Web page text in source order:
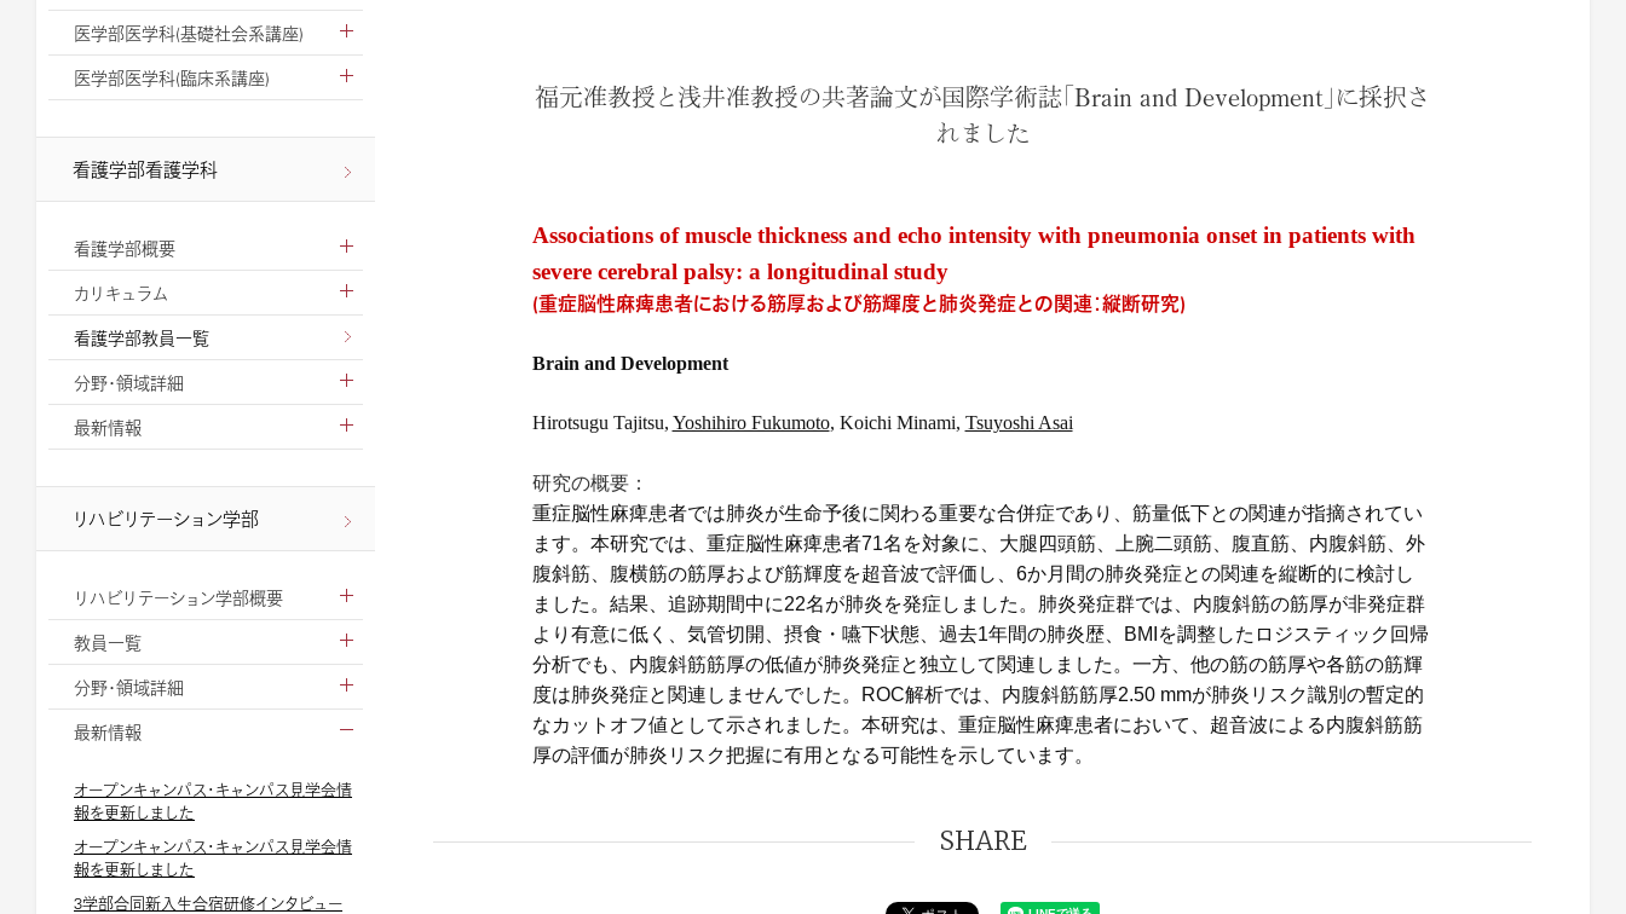
医学部医学科(基礎社会系講座)
医学部医学科(臨床系講座)
看護学部看護学科
看護学部概要
カリキュラム
看護学部教員一覧
分野・領域詳細
最新情報
リハビリテーション学部
リハビリテーション学部概要
教員一覧
分野・領域詳細
最新情報
オープンキャンパス・キャンパス見学会情
報を更新しました
オープンキャンパス・キャンパス見学会情
報を更新しました
3学部合同新入生合宿研修インタビュー
福元准教授と浅井准教授の共著論文が国際学術誌「Brain and Development」に採択さ
れました
Associations of muscle thickness and echo intensity with pneumonia onset in patients with
severe cerebral palsy: a longitudinal study
(重症脳性麻痺患者における筋厚および筋輝度と肺炎発症との関連：縦断研究)
Brain and Development
Hirotsugu Tajitsu, Yoshihiro Fukumoto, Koichi Minami, Tsuyoshi Asai
研究の概要：
重症脳性麻痺患者では肺炎が生命予後に関わる重要な合併症であり、筋量低下との関連が指摘されてい
ます。本研究では、重症脳性麻痺患者71名を対象に、大腿四頭筋、上腕二頭筋、腹直筋、内腹斜筋、外
腹斜筋、腹横筋の筋厚および筋輝度を超音波で評価し、6か月間の肺炎発症との関連を縦断的に検討し
ました。結果、追跡期間中に22名が肺炎を発症しました。肺炎発症群では、内腹斜筋の筋厚が非発症群
より有意に低く、気管切開、摂食・嚥下状態、過去1年間の肺炎歴、BMIを調整したロジスティック回帰
分析でも、内腹斜筋筋厚の低値が肺炎発症と独立して関連しました。一方、他の筋の筋厚や各筋の筋輝
度は肺炎発症と関連しませんでした。ROC解析では、内腹斜筋筋厚2.50 mmが肺炎リスク識別の暫定的
なカットオフ値として示されました。本研究は、重症脳性麻痺患者において、超音波による内腹斜筋筋
厚の評価が肺炎リスク把握に有用となる可能性を示しています。
SHARE